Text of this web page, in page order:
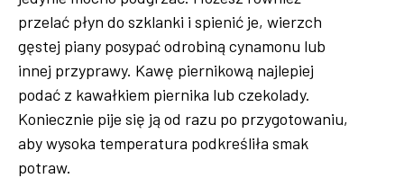
przelać płyn do szklanki i spienić je, wierzch
gęstej piany posypać odrobiną cynamonu lub
innej przyprawy. Kawę piernikową najlepiej
podać z kawałkiem piernika lub czekolady.
Koniecznie pije się ją od razu po przygotowaniu,
aby wysoka temperatura podkreśliła smak
potraw.